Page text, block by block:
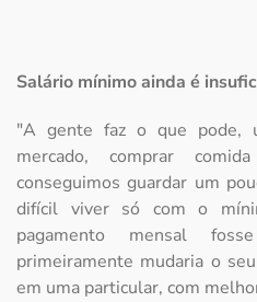
Salário mínimo ainda é
"A gente faz o que pode,
mercado, comprar
conseguimos guardar um
difícil viver só com o
pagamento mensal
primeiramente mudaria o
em uma particular, com